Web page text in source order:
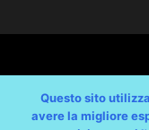
Questo sito
avere la migliore